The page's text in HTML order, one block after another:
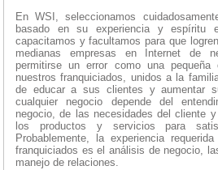
En WSI, seleccionamos
basado en su experiencia y espíritu
capacitamos y facultamos para que
medianas empresas en Internet de
permitirse un error como una
nuestros franquiciados, unidos a la
de educar a sus clientes y aumentar
cualquier negocio depende del
negocio, de las necesidades del cliente
los productos y servicios para
Probablemente, la experiencia
franquiciados es el análisis de negocio,
manejo de relaciones.